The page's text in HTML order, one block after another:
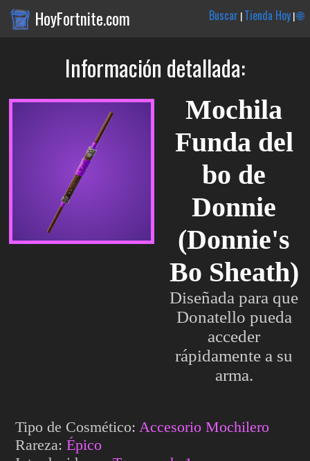
HoyFortnite.com Buscar |Tienda Hoy|🌐
Información detallada:
Mochila
Funda del
bo de
Donnie
(Donnie's
Bo Sheath)
Diseñada para que
Donatello pueda
acceder
rápidamente a su
arma.
Tipo de Cosmético: Accesorio Mochilero
Rareza:Épico